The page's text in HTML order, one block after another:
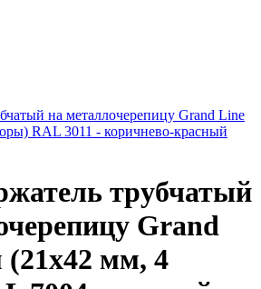
на металлочерепицу Grand Line
RAL 3011 - коричнево-красный
трубчатый
Grand
мм, 4